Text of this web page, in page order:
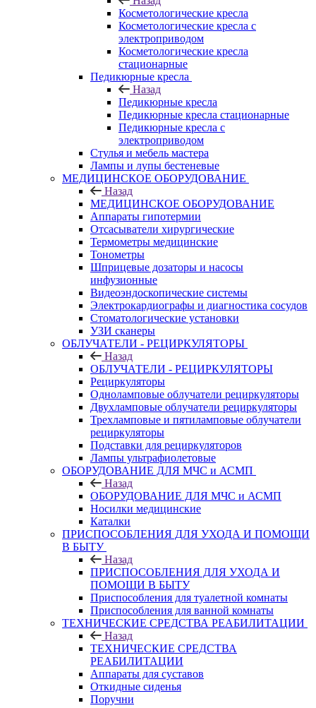
Косметологические кресла
Косметологические кресла с
электроприводом
Косметологические кресла
стационарные
Педикюрные кресла
Назад
Педикюрные кресла
Педикюрные кресла стационарные
Педикюрные кресла с
электроприводом
Стулья и мебель мастера
Лампы и лупы бестеневые
МЕДИЦИНСКОЕ ОБОРУДОВАНИЕ
Назад
МЕДИЦИНСКОЕ ОБОРУДОВАНИЕ
Аппараты гипотермии
Отсасыватели хирургические
Термометры медицинские
Тонометры
Шприцевые дозаторы и насосы
инфузионные
Видеоэндоскопические системы
Электрокардиографы и диагностика сосудов
Стоматологические установки
УЗИ сканеры
ОБЛУЧАТЕЛИ - РЕЦИРКУЛЯТОРЫ
Назад
ОБЛУЧАТЕЛИ - РЕЦИРКУЛЯТОРЫ
Рециркуляторы
Одноламповые облучатели рециркуляторы
Двухламповые облучатели рециркуляторы
Трехламповые и пятиламповые облучатели
рециркуляторы
Подставки для рециркуляторов
Лампы ультрафиолетовые
ОБОРУДОВАНИЕ ДЛЯ МЧС и АСМП
Назад
ОБОРУДОВАНИЕ ДЛЯ МЧС и АСМП
Носилки медицинские
Каталки
ПРИСПОСОБЛЕНИЯ ДЛЯ УХОДА И ПОМОЩИ
В БЫТУ
Назад
ПРИСПОСОБЛЕНИЯ ДЛЯ УХОДА И
ПОМОЩИ В БЫТУ
Приспособления для туалетной комнаты
Приспособления для ванной комнаты
ТЕХНИЧЕСКИЕ СРЕДСТВА РЕАБИЛИТАЦИИ
Назад
ТЕХНИЧЕСКИЕ СРЕДСТВА
РЕАБИЛИТАЦИИ
Аппараты для суставов
Откидные сиденья
Поручни